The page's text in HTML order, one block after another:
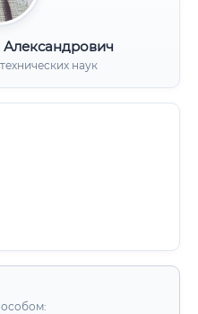
наук